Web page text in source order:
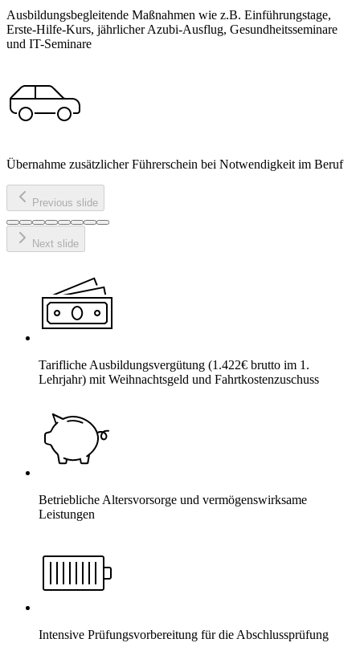
Ausbildungsbegleitende Maßnahmen wie z.B. Einführungstage,
Erste-Hilfe-Kurs, jährlicher Azubi-Ausflug, Gesundheitsseminare
und IT-Seminare
Übernahme zusätzlicher Führerschein bei Notwendigkeit im Beruf
Previous slide
Next slide
Tarifliche Ausbildungsvergütung (1.422€ brutto im 1.
Lehrjahr) mit Weihnachtsgeld und Fahrtkostenzuschuss
Betriebliche Altersvorsorge und vermögenswirksame
Leistungen
Intensive Prüfungsvorbereitung für die Abschlussprüfung